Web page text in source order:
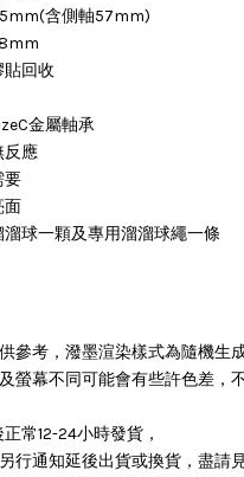
含側軸57mm)
貼回收
金屬軸承
反應
要
面
球一顆及專用溜溜球繩一條
參考，潑墨渲染樣式為隨機生
螢幕不同可能會有些許色差，
常12-24小時發貨，
行通知延後出貨或換貨，盡請見